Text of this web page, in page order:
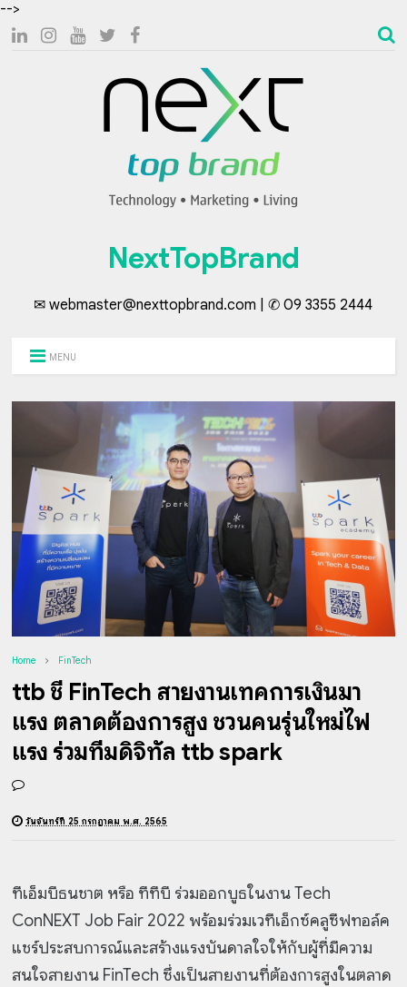
-->
NextTopBrand
✉ webmaster@nexttopbrand.com | ✆ 09 3355 2444
MENU
Home FinTech
ttb ชี้ FinTech สายงานเทคการเงินมา
แรง ตลาดต้องการสูง ชวนคนรุ่นใหม่ไฟ
แรง ร่วมทีมดิจิทัล ttb spark
วันจันทร์ที่ 25 กรกฎาคม พ.ศ. 2565
ทีเอ็มบีธนชาต หรือ ทีทีบี ร่วมออกบูธในงาน Tech
ConNEXT Job Fair 2022 พร้อมร่วมเวทีเอ็กซ์คลูซีฟทอล์ค
แชร์ประสบการณ์และสร้างแรงบันดาลใจให้กับผู้ที่มีความ
สนใจสายงาน FinTech ซึ่งเป็นสายงานที่ต้องการสูงในตลาด